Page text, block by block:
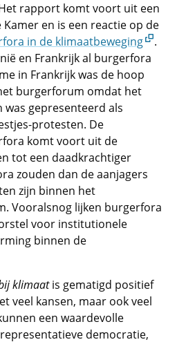
rapport komt voort uit een
Kamer en is een reactie op de
in de klimaatbeweging
.
en Frankrijk al burgerfora
in Frankrijk was de hoop
burgerforum omdat het
gepresenteerd als
protesten. De
komt voort uit de
tot een daadkrachtiger
zouden dan de aanjagers
zijn binnen het
Vooralsnog lijken burgerfora
voor institutionele
binnen de
klimaatis gematigd positief
veel kansen, maar ook veel
een waardevolle
democratie,